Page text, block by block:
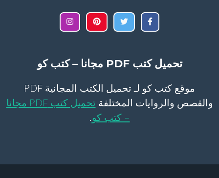
تحميل كتب PDF مجانا – كتب كو
موقع كتب كو لـ تحميل الكتب المجانية PDF
والقصص والروايات المختلفة
تحميل كتب PDF مجانا
– كتب كو.